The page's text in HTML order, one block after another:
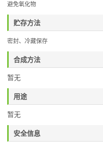
避免氧化物
贮存方法
密封、冷藏保存
合成方法
暂无
用途
暂无
安全信息